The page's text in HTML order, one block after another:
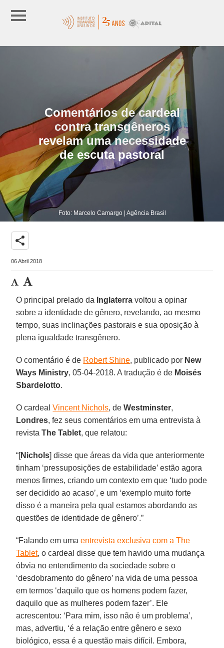
Comentários de cardeal
contra transgêneros
revelam uma necessidade
de escuta pastoral
Foto: Marcelo Camargo | Agência Brasil
share
06 Abril 2018
O principal prelado da Inglaterra voltou a opinar
sobre a identidade de gênero, revelando, ao mesmo
tempo, suas inclinações pastorais e sua oposição à
plena igualdade transgênero.
O comentário é de Robert Shine, publicado por New
Ways Ministry, 05-04-2018. A tradução é de Moisés
Sbardelotto.
O cardealVincent Nichols, deWestminster,
Londres, fez seus comentários em uma entrevista à
revistaThe Tablet, que relatou:
“[Nichols] disse que áreas da vida que anteriormente
tinham ‘pressuposições de estabilidade’ estão agora
menos firmes, criando um contexto em que ‘tudo pode
ser decidido ao acaso’, e um ‘exemplo muito forte
disso é a maneira pela qual estamos abordando as
questões de identidade de gênero’.”
“Falando em umaentrevista exclusiva com a The
Tablet, o cardeal disse que tem havido uma mudança
óbvia no entendimento da sociedade sobre o
‘desdobramento do gênero’ na vida de uma pessoa
em termos ‘daquilo que os homens podem fazer,
daquilo que as mulheres podem fazer’. Ele
acrescentou: ‘Para mim, isso não é um problema’,
mas, advertiu, ‘é a relação entre gênero e sexo
biológico, essa é a questão mais difícil. Embora,